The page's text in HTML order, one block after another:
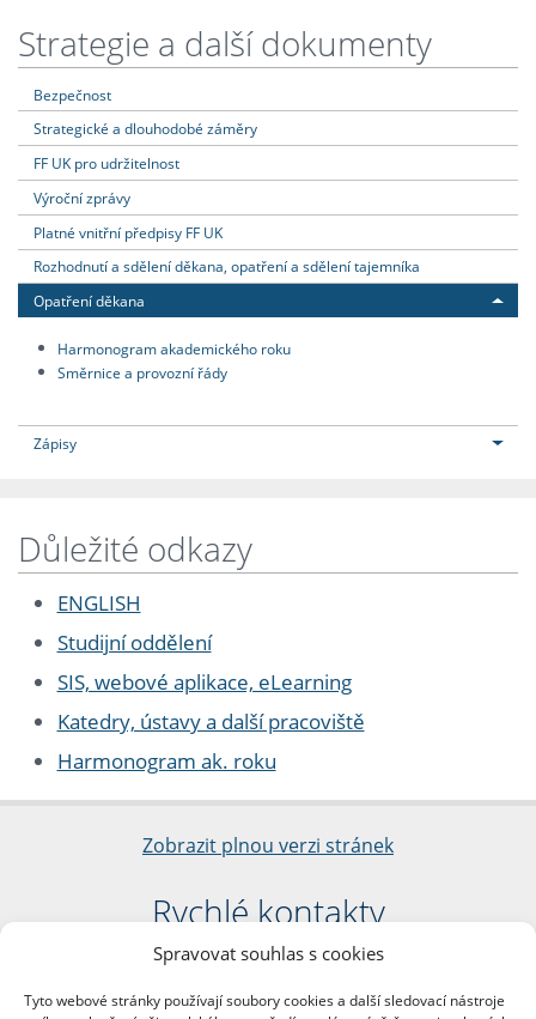
Spravovat souhlas s cookies
Tyto webové stránky používají soubory cookies a další sledovací nástroje
Strategie a další dokumenty
Bezpečnost
Strategické a dlouhodobé záměry
FF UK pro udržitelnost
Výroční zprávy
Platné vnitřní předpisy FF UK
Rozhodnutí a sdělení děkana, opatření a sdělení tajemníka
Opatření děkana
Harmonogram akademického roku
Směrnice a provozní řády
Zápisy
Důležité odkazy
ENGLISH
Studijní oddělení
SIS, webové aplikace, eLearning
Katedry, ústavy a další pracoviště
Harmonogram ak. roku
Zobrazit plnou verzi stránek
Rychlé kontakty
Filozofická fakulta
nám. Jana Palacha 1/2